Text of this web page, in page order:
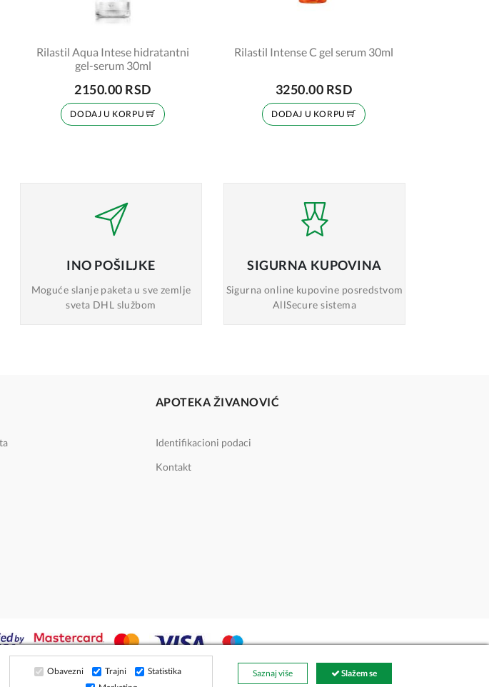
Rilastil Aqua Intese hidratantni
gel-serum 30ml
2150.00 RSD
DODAJ U KORPU
Rilastil Intense C gel serum 30ml
3250.00 RSD
DODAJ U KORPU
INO POŠILJKE
Moguće slanje paketa u sve zemlje
sveta DHL službom
SIGURNA KUPOVINA
Sigurna online kupovine posredstvom
AllSecure sistema
APOTEKA ŽIVANOVIĆ
Identifikacioni podaci
Kontakt
Obavezni Trajni
Statistika
Saznaj više Slažem se